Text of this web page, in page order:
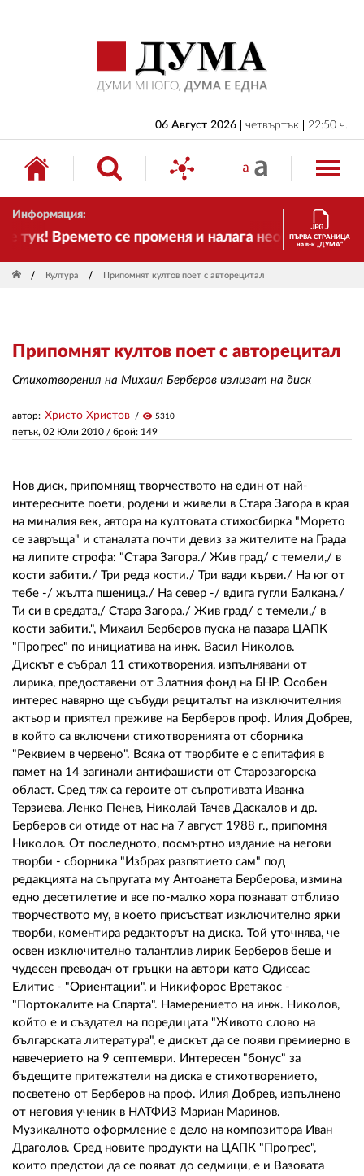
06 Август 2026 четвъртък 22:50 ч.
Информация:
Времето се променя и налага
ПЪРВА СТРАНИЦА
на в-к „ДУМА“
Култура Припомнят култов поет с авторецитал
Припомнят култов поет с авторецитал
Стихотворения на Михаил Берберов излизат на диск
петък, 02 Юли 2010 / брой: 149
автор: Христо Христов visibility 5310
Нов диск, припомнящ творчеството на един от най-
интересните поети, родени и живeли в Стара Загора в края
на миналия век, автора на култовата стихосбирка "Морето
се завръща" и станалата почти девиз за жителите на Града
на липите строфа: "Стара Загора./ Жив град/ с темели,/ в
кости забити./ Три реда кости./ Три вади кърви./ На юг от
тебе -/ жълта пшеница./ На север -/ вдига гугли Балкана./
Ти си в средата,/ Стара Загора./ Жив град/ с темели,/ в
кости забити.", Михаил Берберов пуска на пазара ЦАПК
"Прогрес" по инициатива на инж. Васил Николов.
Дискът е събрал 11 стихотворения, изпълнявани от
лирика, предоставени от Златния фонд на БНР. Особен
интерес навярно ще събуди рециталът на изключителния
актьор и приятел преживе на Берберов проф. Илия Добрев,
в който са включени стихотворенията от сборника
"Реквием в червено". Всяка от творбите е с епитафия в
памет на 14 загинали антифашисти от Старозагорска
област. Сред тях са героите от съпротивата Иванка
Терзиева, Ленко Пенев, Николай Тачев Даскалов и др.
Берберов си отиде от нас на 7 август 1988 г., припомня
Николов. От последното, посмъртно издание на негови
творби - сборника "Избрах разпятието сам" под
редакцията на съпругата му Антоанета Берберова, измина
едно десетилетие и все по-малко хора познават отблизо
творчеството му, в което присъстват изключително ярки
творби, коментира редакторът на диска. Той уточнява, че
освен изключително талантлив лирик Берберов беше и
чудесен преводач от гръцки на автори като Одисеас
Елитис - "Ориентации", и Никифорос Вретакос -
"Портокалите на Спарта". Намерението на инж. Николов,
който е и създател на поредицата "Живото слово на
българската литература", е дискът да се появи премиерно в
навечерието на 9 септември. Интересен "бонус" за
бъдещите притежатели на диска е стихотворението,
посветено от Берберов на проф. Илия Добрев, изпълнено
от неговия ученик в НАТФИЗ Мариан Маринов.
Музикалното оформление е дело на композитора Иван
Драголов. Сред новите продукти на ЦАПК "Прогрес",
които предстои да се появат до седмици, е и Вазовата
БЪЛГАРИЯ
ИКОНОМИКА
ИЗБОРИ
СВЯТ
ДРУГИ
АВТОРИ
КОНТАКТИ
РЕКЛАМА
АБОНАМЕНТ
УСЛОВИЯ ЗА ПОЛЗВАНЕ
ПОЛИТИКА ЗА БИСКВИТКИТЕ
ПОЛИТИКАТА ЗА
ПОВЕРИТЕЛНОСТ
02 975 20 35